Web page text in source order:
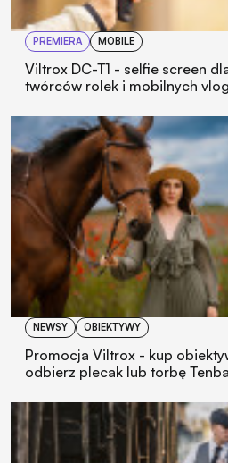
PREMIERA MOBILE
Viltrox DC-T1 - selfie screen
twórców rolek i mobilnych
NEWSY OBIEKTYWY
Promocja Viltrox - kup
odbierz plecak lub torbę Tenba